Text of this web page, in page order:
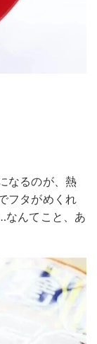
なるのが、熱
フタがめくれ
なんてこと、あ